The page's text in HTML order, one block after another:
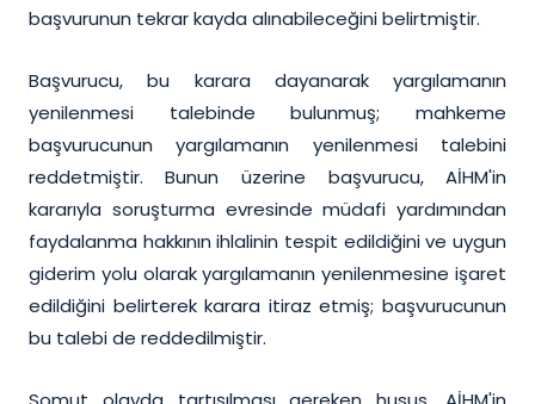
başvurunun tekrar kayda alınabileceğini belirtmiştir.
Başvurucu, bu karara dayanarak yargılamanın
yenilenmesi talebinde bulunmuş; mahkeme
başvurucunun yargılamanın yenilenmesi talebini
reddetmiştir. Bunun üzerine başvurucu, AİHM'in
kararıyla soruşturma evresinde müdafi yardımından
faydalanma hakkının ihlalinin tespit edildiğini ve uygun
giderim yolu olarak yargılamanın yenilenmesine işaret
edildiğini belirterek karara itiraz etmiş; başvurucunun
bu talebi de reddedilmiştir.